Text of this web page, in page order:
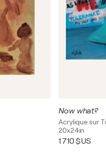
Now what?
Acrylique sur
20x24in
1 710 $US